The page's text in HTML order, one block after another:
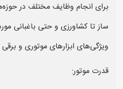
برای انجام وظایف مختلف در
ساز تا کشاورزی و حتی باغبانی
ویژگی‌های ابزارهای موتوری و
قدرت موتور: